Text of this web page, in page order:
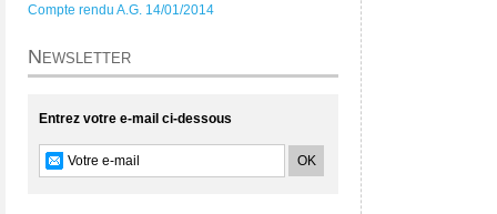
Compte rendu A.G. 14/01/2014
Newsletter
Entrez votre e-mail ci-dessous